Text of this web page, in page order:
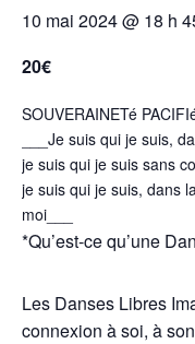
10 mai 2024 @ 18 h
20€
SOUVERAINETé
___Je suis qui je suis,
je suis qui je suis sans
je suis qui je suis, dans
moi___
*Qu’est-ce qu’une
Les Danses Libres
connexion à soi, à